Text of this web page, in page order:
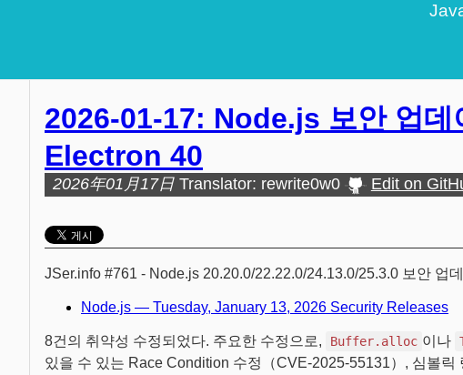
2026-01-17: Node.js 보안 업
Electron 40
2026年01月17日 Translator: rewrite0w0 Edit on
JSer.info #761 - Node.js 20.20.0/22.22.0/24.13.0/25.3.0 보안 업
Node.js — Tuesday, January 13, 2026 Security Releases
8건의 취약성 수정되었다. 주요한 수정으로, Buffer.alloc 이나
있을 수 있는 Race Condition 수정（CVE-2025-55131）, 심볼